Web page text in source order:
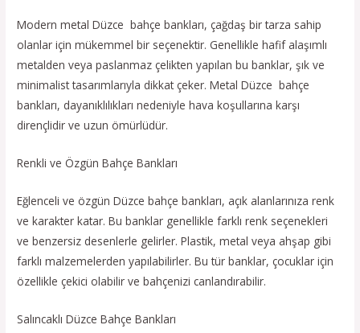
Modern metal Düzce bahçe bankları, çağdaş bir tarza sahip
olanlar için mükemmel bir seçenektir. Genellikle hafif alaşımlı
metalden veya paslanmaz çelikten yapılan bu banklar, şık ve
minimalist tasarımlarıyla dikkat çeker. Metal Düzce bahçe
bankları, dayanıklılıkları nedeniyle hava koşullarına karşı
dirençlidir ve uzun ömürlüdür.
Renkli ve Özgün Bahçe Bankları
Eğlenceli ve özgün Düzce bahçe bankları, açık alanlarınıza renk
ve karakter katar. Bu banklar genellikle farklı renk seçenekleri
ve benzersiz desenlerle gelirler. Plastik, metal veya ahşap gibi
farklı malzemelerden yapılabilirler. Bu tür banklar, çocuklar için
özellikle çekici olabilir ve bahçenizi canlandırabilir.
Salıncaklı Düzce Bahçe Bankları